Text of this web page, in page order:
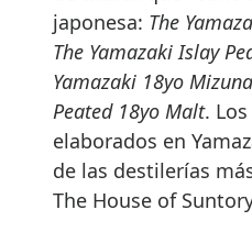
japonesa: The
The Yamazaki Islay
Yamazaki 18yo
Peated 18yo Malt.
elaborados en
de las destilerías
The House of